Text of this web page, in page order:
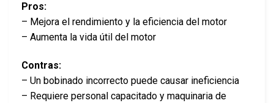
Pros:
– Mejora el rendimiento y la eficiencia del motor
– Aumenta la vida útil del motor
Contras:
– Un bobinado incorrecto puede causar ineficiencia
– Requiere personal capacitado y maquinaria de